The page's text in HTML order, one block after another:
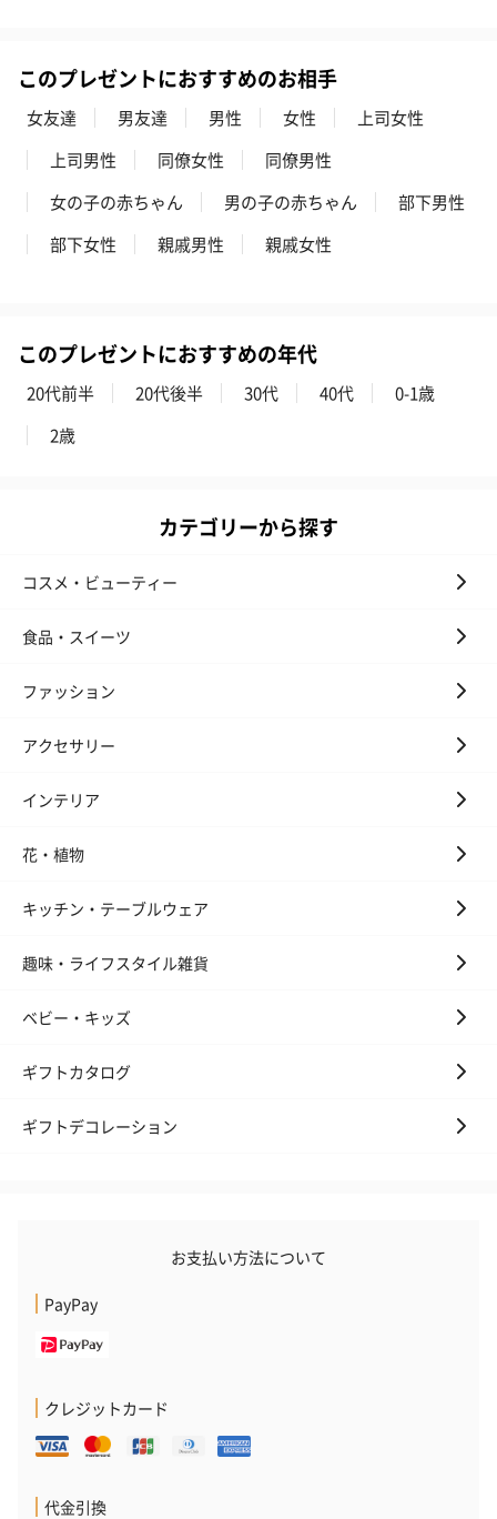
このプレゼントにおすすめのお相手
女友達 男友達 男性 女性
上司女性
上司男性
同僚女性
同僚男性
女の子の赤ちゃん
男の子の赤ちゃん
部下男性
部下女性
親戚男性 親戚女性
このプレゼントにおすすめの年代
20代前半 20代後半 30代 40代
0-1歳
2歳
カテゴリーから探す
コスメ・ビューティー
食品・スイーツ
ファッション
アクセサリー
インテリア
花・植物
キッチン・テーブルウェア
趣味・ライフスタイル雑貨
ベビー・キッズ
ギフトカタログ
ギフトデコレーション
お支払い方法について
PayPay
クレジットカード
代金引換